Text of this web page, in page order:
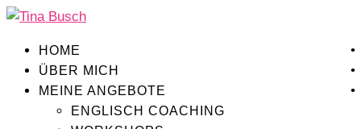
HOME
ÜBER MICH
MEINE ANGEBOTE
ENGLISCH COACHING